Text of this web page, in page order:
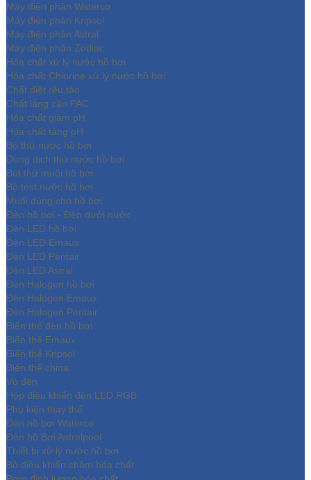
Máy điện phân Waterco
Máy điện phân Kripsol
Máy điện phân Astral
Máy điện phân Zodiac
Hóa chất xử lý nước hồ bơi
Hóa chất Chlorine xử lý nước hồ bơi
Chất diệt rêu tảo
Chất lắng cặn PAC
Hóa chất giảm pH
Hóa chất tăng pH
Bộ thử nước hồ bơi
Dung dịch thử nước hồ bơi
Bút thử muối hồ bơi
Bộ test nước hồ bơi
Muối dùng cho hồ bơi
Đèn hồ bơi - Đèn dưới nước
Đèn LED hồ bơi
Đèn LED Emaux
Đèn LED Pentair
Đèn LED Astral
Đèn Halogen hồ bơi
Đèn Halogen Emaux
Đèn Halogen Pentair
Biến thế đèn hồ bơi
Biến thế Emaux
Biến thế Kripsol
Biến thế china
Vỏ đèn
Hộp điều khiển đèn LED RGB
Phụ kiện thay thế
Đèn hồ bơi Waterco
Đèn hồ Bơi Astralpool
Thiết bị xử lý nước hồ bơi
Bộ điều khiển châm hóa chất